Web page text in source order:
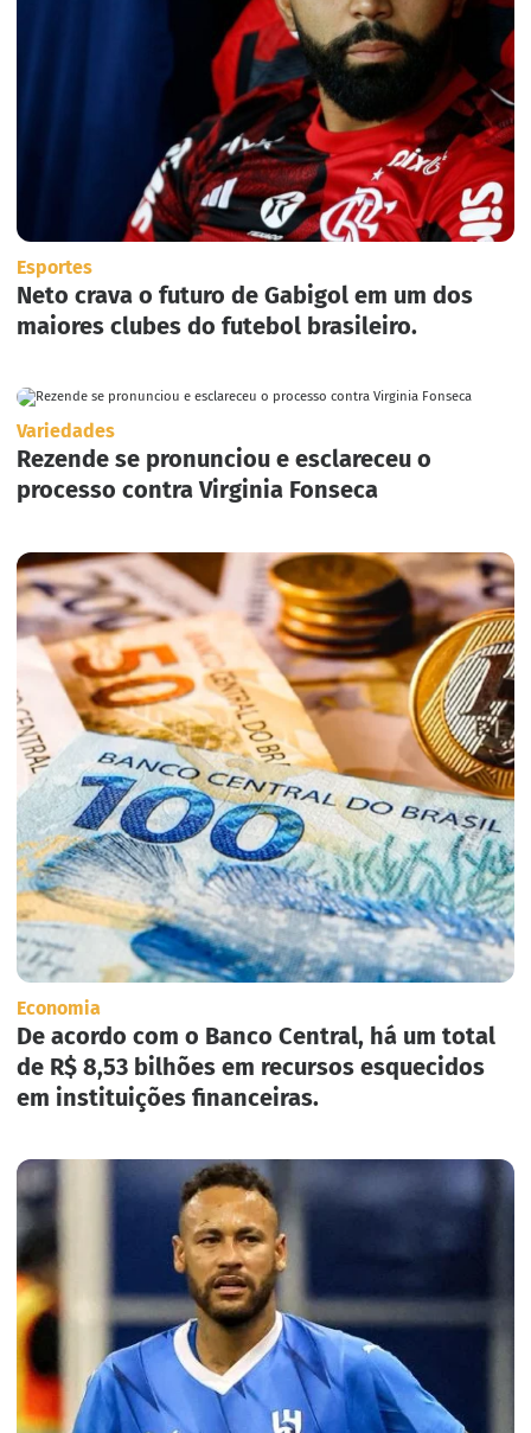
Esportes
Neto crava o futuro de Gabigol em um dos
maiores clubes do futebol brasileiro.
Variedades
Rezende se pronunciou e esclareceu o
processo contra Virginia Fonseca
Economia
De acordo com o Banco Central, há um total
de R$ 8,53 bilhões em recursos esquecidos
em instituições financeiras.